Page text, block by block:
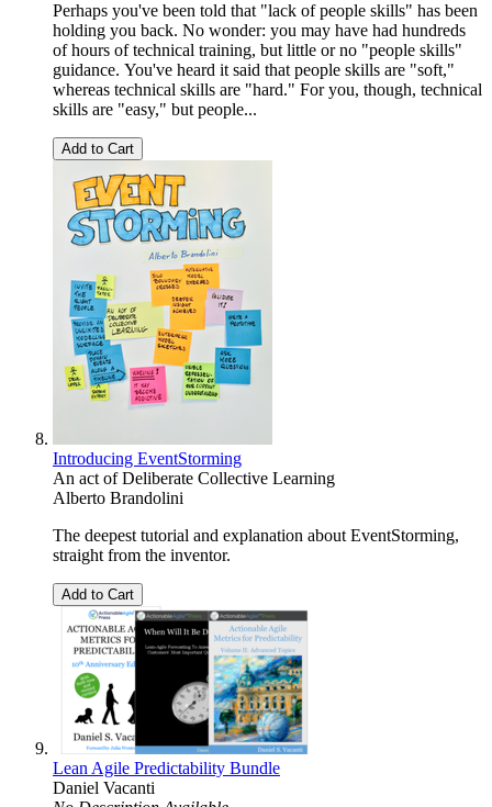
Perhaps you've been told that "lack of people skills" has been
holding you back. No wonder: you may have had hundreds
of hours of technical training, but little or no "people skills"
guidance. You've heard it said that people skills are "soft,"
whereas technical skills are "hard." For you, though, technical
skills are "easy," but people...
Add to Cart
Introducing EventStorming
An act of Deliberate Collective Learning
Alberto Brandolini
The deepest tutorial and explanation about EventStorming,
straight from the inventor.
Add to Cart
Lean Agile Predictability Bundle
Daniel Vacanti